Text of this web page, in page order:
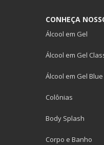
CONHEÇA
Álcool em Gel
Álcool em Gel
Álcool em Gel Blue
Colônias
Body Splash
Corpo e Banho